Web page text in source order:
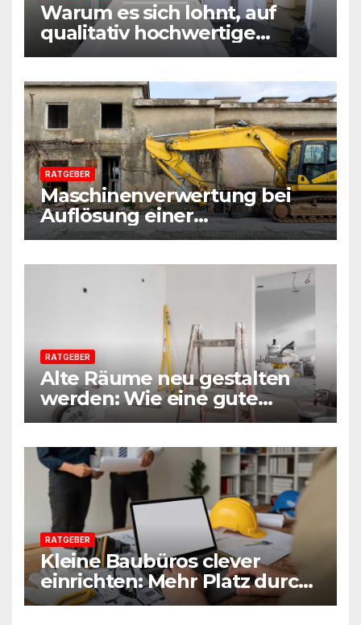
Warum es sich lohnt, auf
qualitativ hochwertige
Baustoffe und Materialien
RATGEBER
Maschinenverwertung bei
Auflösung einer
Sanierungsfirma:
Beratersicht
RATGEBER
Alte Räume neu gestalten
werden: Wie eine gute
Vorbereitung jede Sanierung
RATGEBER
Kleine Baubüros clever
einrichten: Mehr Platz durch
smarte Möbel